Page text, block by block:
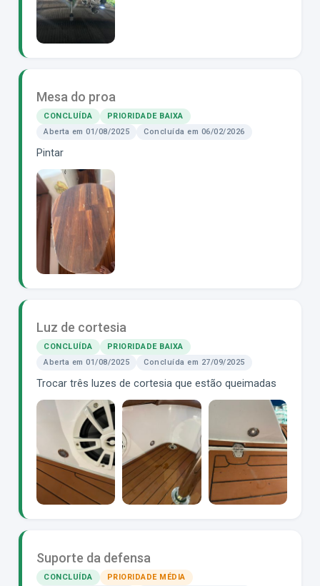
Mesa do proa
CONCLUÍDA
PRIORIDADE BAIXA
Aberta em 01/08/2025
Concluída em 06/02/2026
Pintar
Luz de cortesia
CONCLUÍDA
PRIORIDADE BAIXA
Aberta em 01/08/2025
Concluída em 27/09/2025
Trocar três luzes de cortesia que estão queimadas
Suporte da defensa
CONCLUÍDA PRIORIDADE MÉDIA